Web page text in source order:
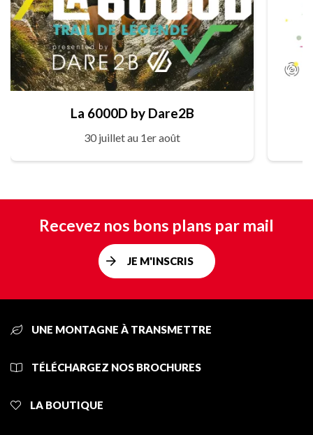
La 6000D by Dare2B
30 juillet au 1er août
Recevez nos bons plans par mail
JE M'INSCRIS
UNE MONTAGNE À TRANSMETTRE
TÉLÉCHARGEZ NOS BROCHURES
LA BOUTIQUE